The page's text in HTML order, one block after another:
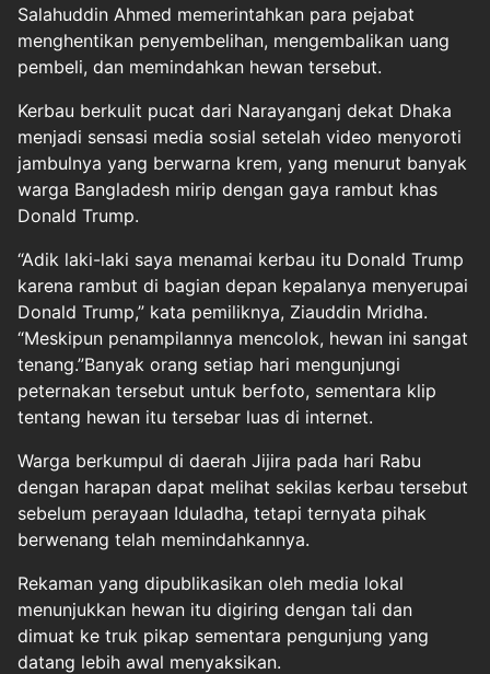
Salahuddin Ahmed memerintahkan para pejabat
menghentikan penyembelihan, mengembalikan uang
pembeli, dan memindahkan hewan tersebut.
Kerbau berkulit pucat dari Narayanganj dekat Dhaka
menjadi sensasi media sosial setelah video menyoroti
jambulnya yang berwarna krem, yang menurut banyak
warga Bangladesh mirip dengan gaya rambut khas
Donald Trump.
“Adik laki-laki saya menamai kerbau itu Donald Trump
karena rambut di bagian depan kepalanya menyerupai
Donald Trump,” kata pemiliknya, Ziauddin Mridha.
“Meskipun penampilannya mencolok, hewan ini sangat
tenang.”Banyak orang setiap hari mengunjungi
peternakan tersebut untuk berfoto, sementara klip
tentang hewan itu tersebar luas di internet.
Warga berkumpul di daerah Jijira pada hari Rabu
dengan harapan dapat melihat sekilas kerbau tersebut
sebelum perayaan Iduladha, tetapi ternyata pihak
berwenang telah memindahkannya.
Rekaman yang dipublikasikan oleh media lokal
menunjukkan hewan itu digiring dengan tali dan
dimuat ke truk pikap sementara pengunjung yang
datang lebih awal menyaksikan.